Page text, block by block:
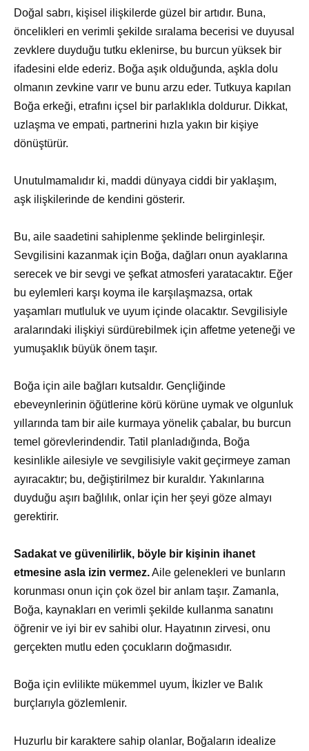
Doğal sabrı, kişisel ilişkilerde güzel bir artıdır. Buna,
öncelikleri en verimli şekilde sıralama becerisi ve duyusal
zevklere duyduğu tutku eklenirse, bu burcun yüksek bir
ifadesini elde ederiz. Boğa aşık olduğunda, aşkla dolu
olmanın zevkine varır ve bunu arzu eder. Tutkuya kapılan
Boğa erkeği, etrafını içsel bir parlaklıkla doldurur. Dikkat,
uzlaşma ve empati, partnerini hızla yakın bir kişiye
dönüştürür.
Unutulmamalıdır ki, maddi dünyaya ciddi bir yaklaşım,
aşk ilişkilerinde de kendini gösterir.
Bu, aile saadetini sahiplenme şeklinde belirginleşir.
Sevgilisini kazanmak için Boğa, dağları onun ayaklarına
serecek ve bir sevgi ve şefkat atmosferi yaratacaktır. Eğer
bu eylemleri karşı koyma ile karşılaşmazsa, ortak
yaşamları mutluluk ve uyum içinde olacaktır. Sevgilisiyle
aralarındaki ilişkiyi sürdürebilmek için affetme yeteneği ve
yumuşaklık büyük önem taşır.
Boğa için aile bağları kutsaldır. Gençliğinde
ebeveynlerinin öğütlerine körü körüne uymak ve olgunluk
yıllarında tam bir aile kurmaya yönelik çabalar, bu burcun
temel görevlerindendir. Tatil planladığında, Boğa
kesinlikle ailesiyle ve sevgilisiyle vakit geçirmeye zaman
ayıracaktır; bu, değiştirilmez bir kuraldır. Yakınlarına
duyduğu aşırı bağlılık, onlar için her şeyi göze almayı
gerektirir.
Sadakat ve güvenilirlik, böyle bir kişinin ihanet
etmesine asla izin vermez.Aile gelenekleri ve bunların
korunması onun için çok özel bir anlam taşır. Zamanla,
Boğa, kaynakları en verimli şekilde kullanma sanatını
öğrenir ve iyi bir ev sahibi olur. Hayatının zirvesi, onu
gerçekten mutlu eden çocukların doğmasıdır.
Boğa için evlilikte mükemmel uyum, İkizler ve Balık
burçlarıyla gözlemlenir.
Huzurlu bir karaktere sahip olanlar, Boğaların idealize